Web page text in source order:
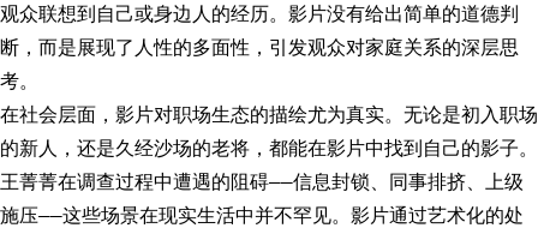
观众联想到自己或身边人的经历。影片没有给出简单的道德判
断，而是展现了人性的多面性，引发观众对家庭关系的深层思
考。
在社会层面，影片对职场生态的描绘尤为真实。无论是初入职场
的新人，还是久经沙场的老将，都能在影片中找到自己的影子。
王菁菁在调查过程中遭遇的阻碍——信息封锁、同事排挤、上级
施压——这些场景在现实生活中并不罕见。影片通过艺术化的处